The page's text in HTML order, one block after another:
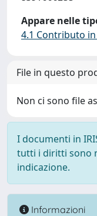
Appare nelle
4.1 Contributo
File in questo
Non ci sono file
I documenti in
tutti i diritti sono
indicazione.
Informazioni